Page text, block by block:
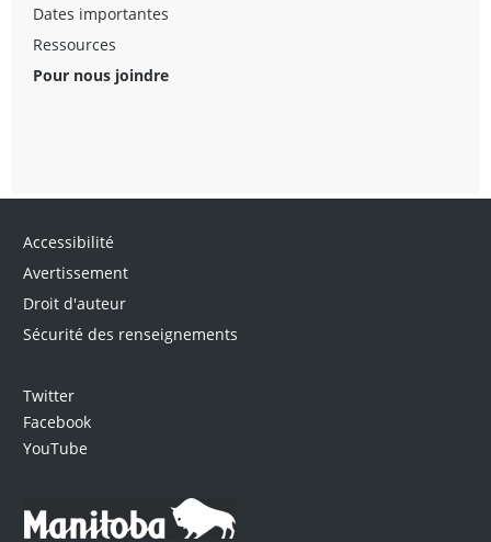
Dates importantes
Ressources
Pour nous joindre
Accessibilité
Avertissement
Droit d'auteur
Sécurité des renseignements
Twitter
Facebook
YouTube